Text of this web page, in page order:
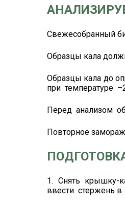
Свежесобранный
Образцы кала
Образцы кала до
при температуре
Перед анализом
Повторное
1. Снять крышку-
ввести стержень